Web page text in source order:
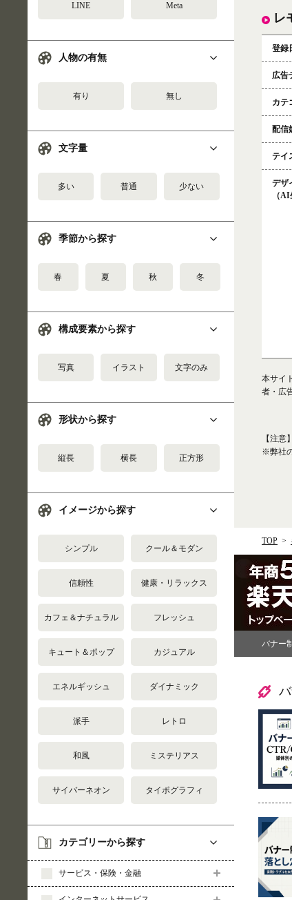
LINE Meta
人物の有無
有り 無し
文字量
多い 普通 少ない
季節から探す
春 夏 秋 冬
構成要素から探す
写真 イラスト 文字のみ
形状から探す
縦長 横長 正方形
イメージから探す
シンプル クール＆モダン
信頼性 健康・リラックス
カフェ＆ナチュラル フレッシュ
キュート＆ポップ カジュアル
エネルギッシュ ダイナミック
派手 レトロ
和風 ミステリアス
サイバーネオン タイポグラフィ
カテゴリーから探す
サービス・保険・金融
レ
登録
広告
カテ
配信
テイ
デザ
（
本サイ
者・広
【注
※弊社
TOP
バナー